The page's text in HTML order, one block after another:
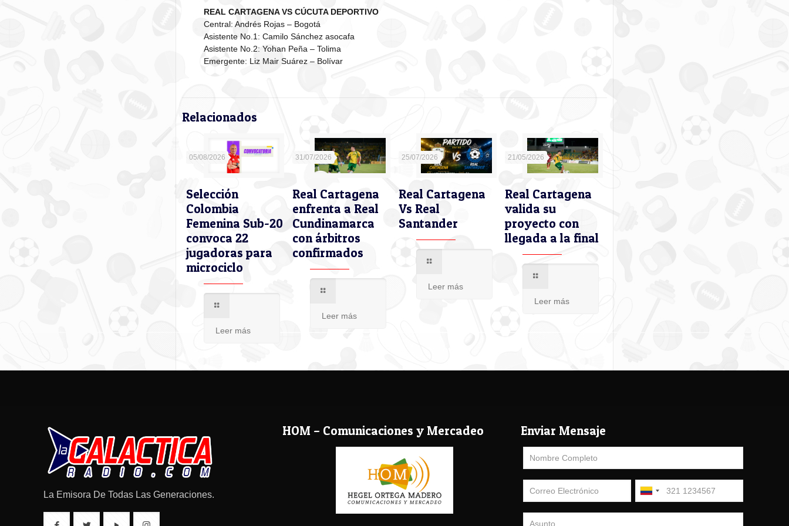
REAL CARTAGENA VS CÚCUTA DEPORTIVO
Central: Andrés Rojas – Bogotá
Asistente No.1: Camilo Sánchez asocafa
Asistente No.2: Yohan Peña – Tolima
Emergente: Liz Mair Suárez – Bolívar
Relacionados
05/08/2026
Selección
Colombia
Femenina Sub-20
convoca 22
jugadoras para
microciclo
Leer más
31/07/2026
Real Cartagena
enfrenta a Real
Cundinamarca
con árbitros
confirmados
Leer más
25/07/2026
Real Cartagena
Vs Real
Santander
Leer más
21/05/2026
Real Cartagena
valida su
proyecto con
llegada a la final
Leer más
La Emisora De Todas Las Generaciones.
HOM – Comunicaciones y Mercadeo Enviar Mensaje